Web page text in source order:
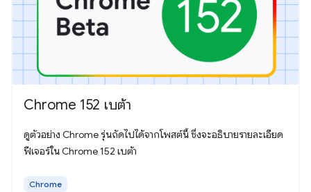
Chrome 152 เบต้า
ดูตัวอย่าง Chrome รุ่นถัดไปได้จากโพสต์นี้ ซึ่งจะอธิบายรายละเอียด
ฟีเจอร์ใน Chrome 152 เบต้า
Chrome